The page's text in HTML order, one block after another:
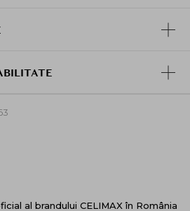
echivalenta cu lungimea a doua
trebuie intins uniform prin
Pentru a mentine integritatea
parcursul intregii zile, se
la fiecare doua sau trei ore, in
expunere directa sau daca
al brandului CELIMAX în România